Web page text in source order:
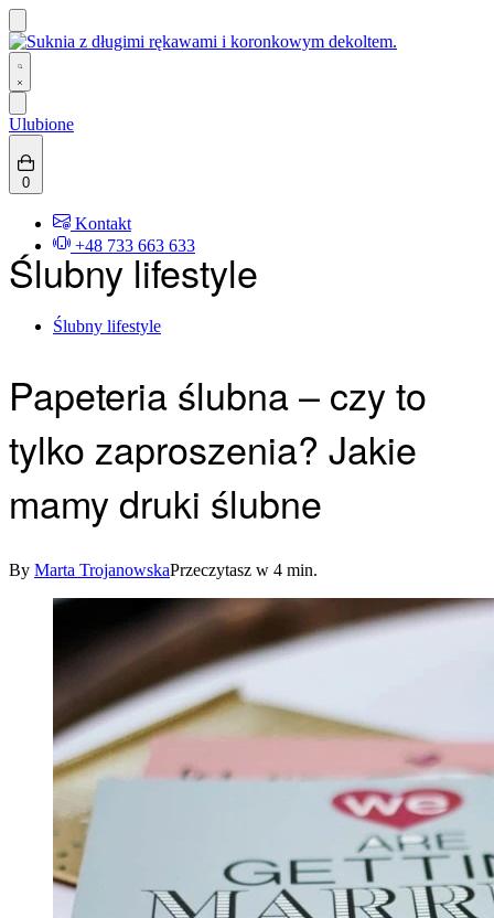
Skip
to
content
Search
open
Ulubione
0
(0)
Kontakt
+48 733 663 633
Ślubny lifestyle
Posted Ślubny lifestyle
Papeteria ślubna – czy to
tylko zaproszenia? Jakie
mamy druki ślubne
By Marta TrojanowskaPrzeczytasz w 4 min.